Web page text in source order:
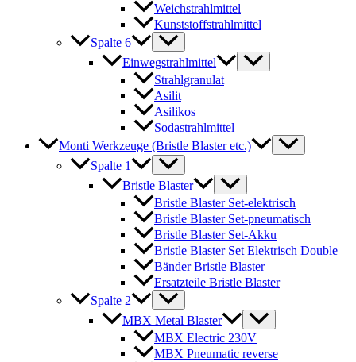
Weichstrahlmittel
Kunststoffstrahlmittel
Spalte 6
Einwegstrahlmittel
Strahlgranulat
Asilit
Asilikos
Sodastrahlmittel
Monti Werkzeuge (Bristle Blaster etc.)
Spalte 1
Bristle Blaster
Bristle Blaster Set-elektrisch
Bristle Blaster Set-pneumatisch
Bristle Blaster Set-Akku
Bristle Blaster Set Elektrisch Double
Bänder Bristle Blaster
Ersatzteile Bristle Blaster
Spalte 2
MBX Metal Blaster
MBX Electric 230V
MBX Pneumatic reverse